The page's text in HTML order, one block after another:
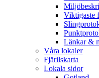
Viktigaste
Länkar &
Våra lokaler
Fjärilskarta
Lokala sidor